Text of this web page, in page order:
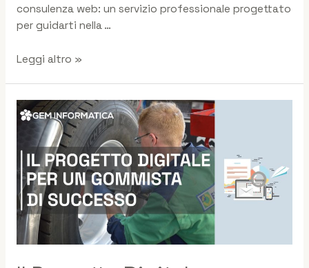
consulenza web: un servizio professionale progettato
per guidarti nella …
Leggi altro »